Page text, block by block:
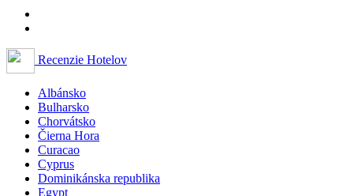
Recenzie Hotelov
Albánsko
Bulharsko
Chorvátsko
Čierna Hora
Curacao
Cyprus
Dominikánska republika
Egypt